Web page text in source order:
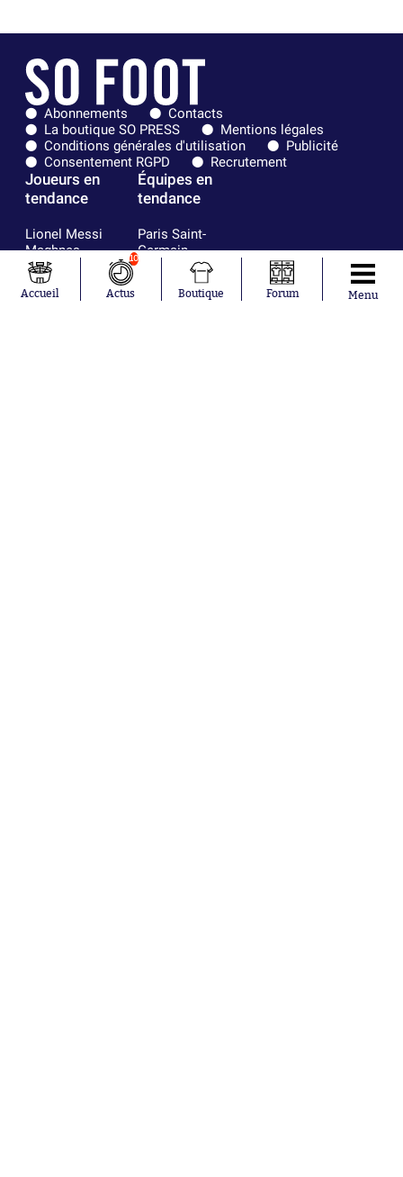
Abonnements
Contacts
La boutique SO PRESS
Mentions légales
Conditions générales d'utilisation
Publicité
Consentement RGPD
Recrutement
Joueurs en
tendance
Lionel Messi
Maghnes
Akliouche
Mohamed
Salah
Équipes en
tendance
Paris Saint-
Germain
Real Madrid
Olympique de
Marseille
Accueil
10
Actus Boutique Forum Menu